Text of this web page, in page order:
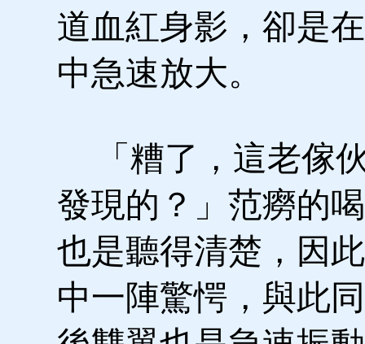
道血紅身影，卻是
中急速放大。
「糟了，這老傢
發現的？」范癆的
也是聽得清楚，因
中一陣驚愕，與此